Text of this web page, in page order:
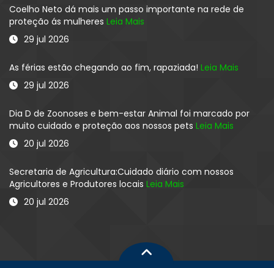
Coelho Neto dá mais um passo importante na rede de
proteção ás mulheres Leia Mais
29 jul 2026
As férias estão chegando ao fim, rapaziada! Leia Mais
29 jul 2026
Dia D de Zoonoses e bem-estar Animal foi marcado por
muito cuidado e proteção aos nossos pets Leia Mais
20 jul 2026
Secretaria de Agricultura:Cuidado diário com nossos
Agricultores e Produtores locais Leia Mais
20 jul 2026